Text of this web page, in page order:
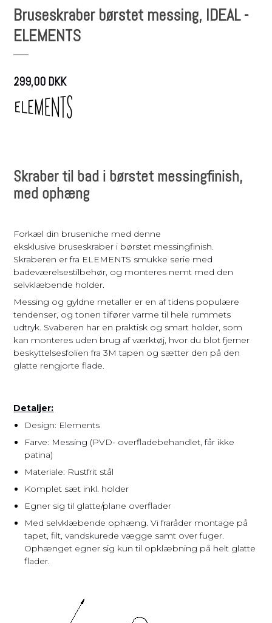
Bruseskraber børstet messing, IDEAL -
ELEMENTS
299,00 DKK
Skraber til bad i børstet messingfinish,
med ophæng
Forkæl din bruseniche med denne
eksklusive bruseskraber i børstet messingfinish.
Skraberen er fra ELEMENTS smukke serie med
badeværelsestilbehør, og monteres nemt med den
selvklæbende holder.
Messing og gyldne metaller er en af tidens populære
tendenser, og tonen tilfører varme til hele rummets
udtryk. Svaberen har en praktisk og smart holder, som
kan monteres uden brug af værktøj, hvor du blot fjerner
beskyttelsesfolien fra 3M tapen og sætter den på den
glatte rengjorte flade.
Detaljer:
Design: Elements
Farve: Messing (PVD- overfladebehandlet, får ikke
patina)
Materiale: Rustfrit stål
Komplet sæt inkl. holder
Egner sig til glatte/plane overflader
Med selvklæbende ophæng. Vi fraråder montage på
tapet, filt, vandskurede vægge samt over fuger.
Ophænget egner sig kun til opklæbning på helt glatte
flader.